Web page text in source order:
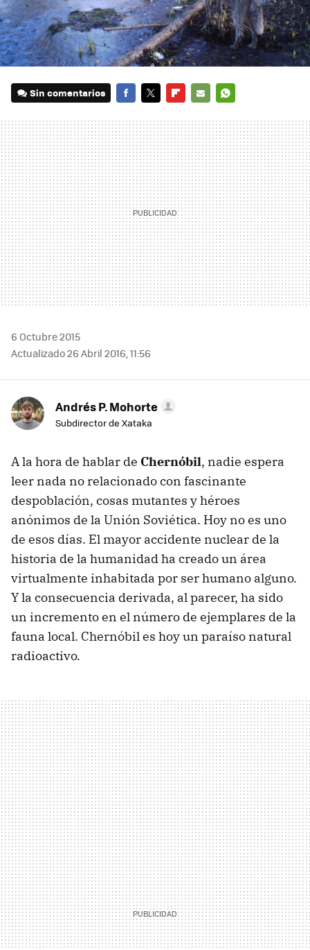
Sin comentarios
MAIL
6 Octubre 2015
Actualizado 26 Abril 2016, 11:56
Andrés P. Mohorte
Subdirector de Xataka
A la hora de hablar de Chernóbil, nadie espera
leer nada no relacionado con fascinante
despoblación, cosas mutantes y héroes
anónimos de la Unión Soviética. Hoy no es uno
de esos días. El mayor accidente nuclear de la
historia de la humanidad ha creado un área
virtualmente inhabitada por ser humano alguno.
Y la consecuencia derivada, al parecer, ha sido
un incremento en el número de ejemplares de la
fauna local. Chernóbil es hoy un paraíso natural
radioactivo.